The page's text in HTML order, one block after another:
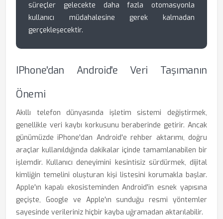
süreçler gelecekte daha fazla otomasyonla
kullanıcı müdahalesine gerek kalmadan
gerçekleşecektir.
IPhone'dan Android'e Veri Taşımanın
Önemi
Akıllı telefon dünyasında işletim sistemi değiştirmek,
genellikle veri kaybı korkusunu beraberinde getirir. Ancak
günümüzde iPhone'dan Android'e rehber aktarımı, doğru
araçlar kullanıldığında dakikalar içinde tamamlanabilen bir
işlemdir. Kullanıcı deneyimini kesintisiz sürdürmek, dijital
kimliğin temelini oluşturan kişi listesini korumakla başlar.
Apple'ın kapalı ekosisteminden Android'in esnek yapısına
geçişte, Google ve Apple'ın sunduğu resmi yöntemler
sayesinde verileriniz hiçbir kayba uğramadan aktarılabilir.